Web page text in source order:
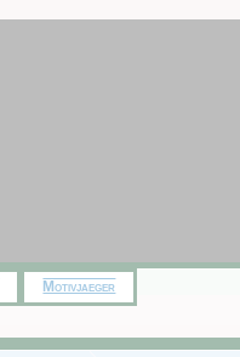
Motivjaeger